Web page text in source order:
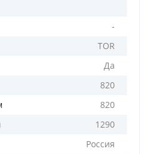
-
TOR
Да
820
820
1290
Россия